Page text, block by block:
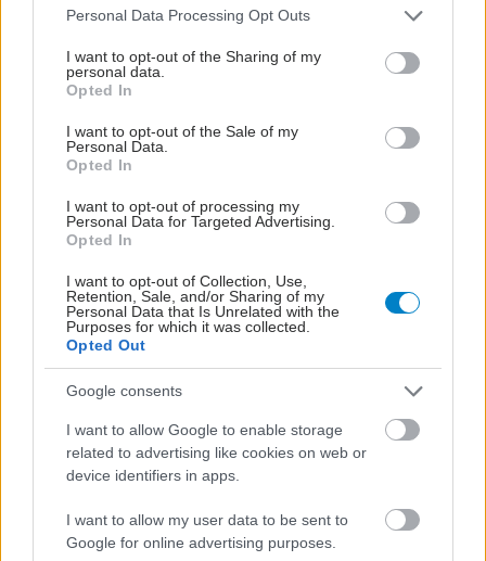
Please note that this website/app uses one or more Google
not limited to your visit or usage behaviour. You may click to
grant or deny consent to Google and its third-party tags to
use your data for below specified purposes in below Google
consent section.
Personal Data Processing Opt Outs
I want to opt-out of the Sharing of my
personal data.
Opted In
I want to opt-out of the Sale of my
Personal Data.
Opted In
I want to opt-out of processing my
Personal Data for Targeted Advertising.
Opted In
I want to opt-out of Collection, Use,
Retention, Sale, and/or Sharing of my
Personal Data that Is Unrelated with the
Purposes for which it was collected.
Opted Out
Google consents
I want to allow Google to enable storage
related to advertising like cookies on web or
device identifiers in apps.
I want to allow my user data to be sent to
Google for online advertising purposes.